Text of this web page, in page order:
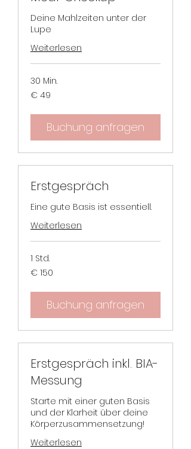
Deine Mahlzeiten unter der
Lupe
Weiterlesen
30 Min.
49
Euro
€ 49
Buchung anfragen
Erstgespräch
Eine gute Basis ist essentiell.
Weiterlesen
1 Std.
150
Euro
€ 150
Buchung anfragen
Erstgespräch inkl. BIA-
Messung
Starte mit einer guten Basis
und der Klarheit über deine
Körperzusammensetzung!
Weiterlesen